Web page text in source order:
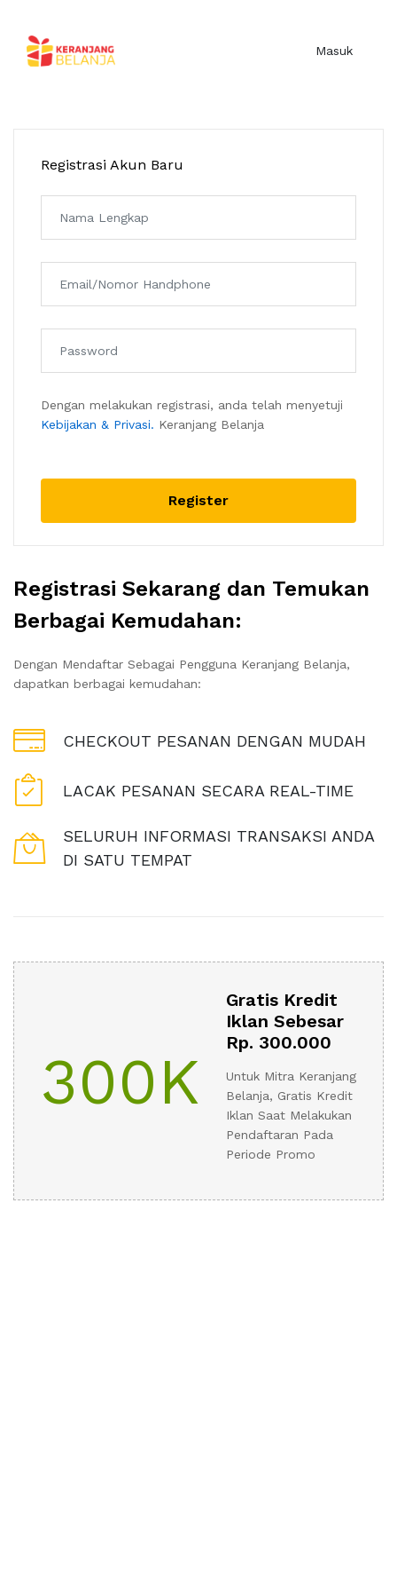
Masuk
Registrasi Akun Baru
Dengan melakukan registrasi, anda telah menyetuji
Kebijakan & Privasi. Keranjang Belanja
Register
Registrasi Sekarang dan Temukan
Berbagai Kemudahan:
Dengan Mendaftar Sebagai Pengguna Keranjang Belanja,
dapatkan berbagai kemudahan:
CHECKOUT PESANAN DENGAN MUDAH
LACAK PESANAN SECARA REAL-TIME
SELURUH INFORMASI TRANSAKSI ANDA
DI SATU TEMPAT
300K
Gratis Kredit
Iklan Sebesar
Rp. 300.000
Untuk Mitra Keranjang
Belanja, Gratis Kredit
Iklan Saat Melakukan
Pendaftaran Pada
Periode Promo